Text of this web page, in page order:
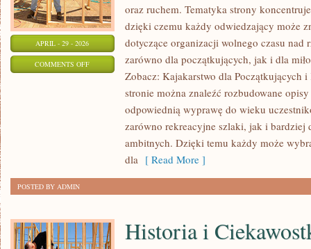
APRIL - 29 - 2026
COMMENTS OFFON
EKOPODRÓŻE
oraz ruchem. Tematyka strony
dzięki czemu każdy odwiedzający może
dotyczące organizacji wolnego czasu nad
zarówno dla początkujących, jak i dla
Zobacz: Kajakarstwo dla Początkujących
stronie można znaleźć rozbudowane
odpowiednią wyprawę do wieku
zarówno rekreacyjne szlaki, jak i bardziej
ambitnych. Dzięki temu każdy może
dla [ Read More ]
POSTED BY ADMIN
Historia i